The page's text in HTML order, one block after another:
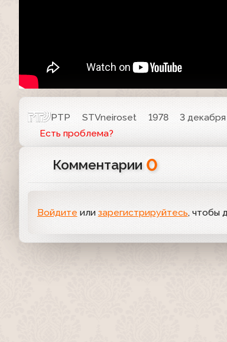
РТР STVneiroset 1978
3
Есть проблема?
Комментарии 0
Войдите или зарегистрируйтесь, чтобы